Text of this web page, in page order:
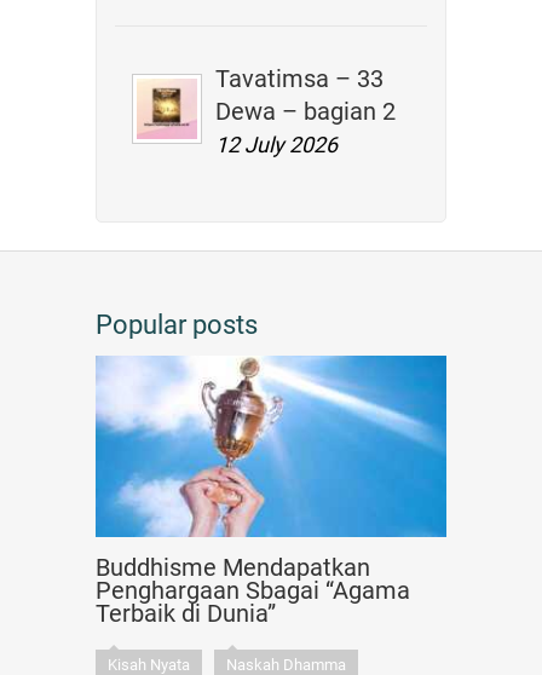
Tavatimsa – 33
Dewa – bagian 2
12 July 2026
Popular posts
Buddhisme Mendapatkan
Penghargaan Sbagai “Agama
Terbaik di Dunia”
Kisah Nyata
Naskah Dhamma